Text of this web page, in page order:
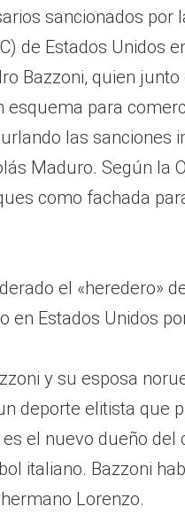
sancionados por
de Estados Unidos
Bazzoni, quien
esquema para
las sanciones
Maduro. Según la
como fachada
el «heredero»
en Estados Unidos
y su esposa
deporte elitista que
el nuevo dueño del
italiano. Bazzoni
Lorenzo.